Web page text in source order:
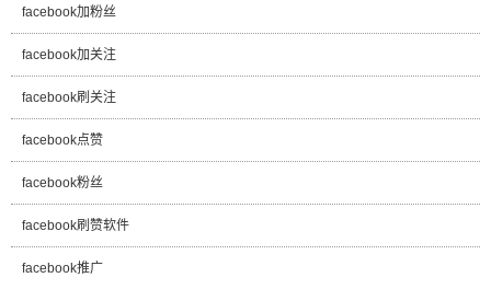
facebook加粉丝
facebook加关注
facebook刷关注
facebook点赞
facebook粉丝
facebook刷赞软件
facebook推广